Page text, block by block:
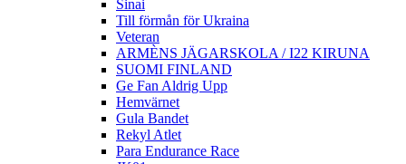
Sinai
Till förmån för Ukraina
Veteran
ARMÈNS JÄGARSKOLA / I22 KIRUNA
SUOMI FINLAND
Ge Fan Aldrig Upp
Hemvärnet
Gula Bandet
Rekyl Atlet
Para Endurance Race